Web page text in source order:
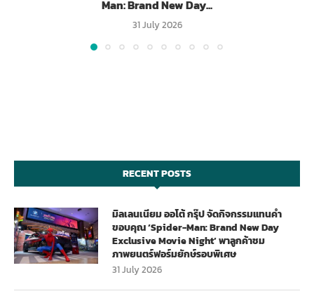
Man: Brand New Day...
31 July 2026
RECENT POSTS
มิลเลนเนียม ออโต้ กรุ๊ป จัดกิจกรรมแทนคำ
ขอบคุณ ‘Spider-Man: Brand New Day
Exclusive Movie Night’ พาลูกค้าชม
ภาพยนตร์ฟอร์มยักษ์รอบพิเศษ
31 July 2026